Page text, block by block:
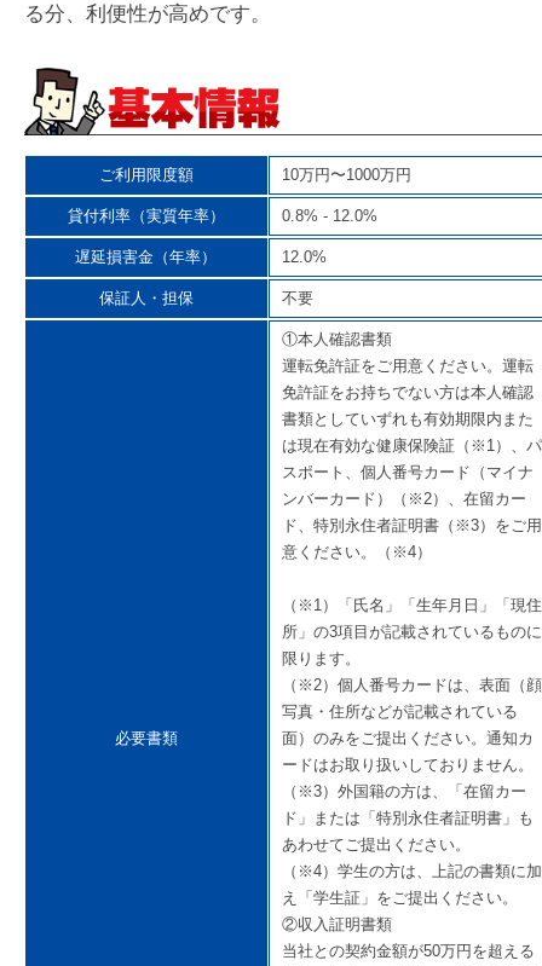
る分、利便性が高めです。
ご利用限度額 10万円〜1000万円
貸付利率（実質年率） 0.8% - 12.0%
遅延損害金（年率） 12.0%
保証人・担保 不要
必要書類
①本人確認書類
運転免許証をご用意ください。運転
免許証をお持ちでない方は本人確認
書類としていずれも有効期限内また
は現在有効な健康保険証（※1）、パ
スポート、個人番号カード（マイナ
ンバーカード）（※2）、在留カー
ド、特別永住者証明書（※3）をご用
意ください。（※4）
（※1）「氏名」「生年月日」「現住
所」の3項目が記載されているものに
限ります。
（※2）個人番号カードは、表面（顔
写真・住所などが記載されている
面）のみをご提出ください。通知カ
ードはお取り扱いしておりません。
（※3）外国籍の方は、「在留カー
ド」または「特別永住者証明書」も
あわせてご提出ください。
（※4）学生の方は、上記の書類に加
え「学生証」をご提出ください。
②収入証明書類
当社との契約金額が50万円を超える